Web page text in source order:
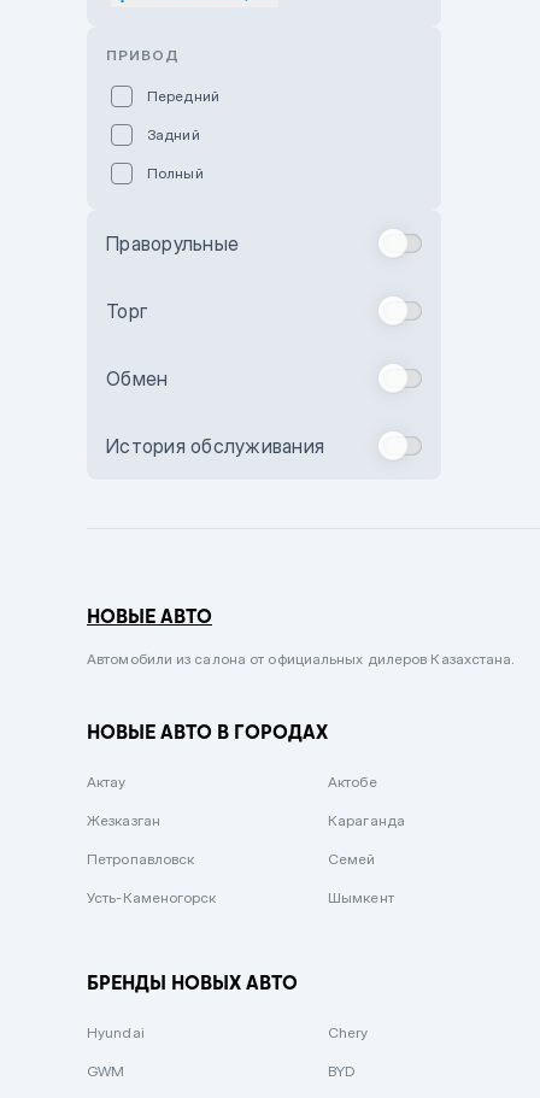
Бежевый
Комбинированный
Сиреневый металлик
Вишневый
Зеленый металлик
ПРИВОД
Передний
Задний
Полный
Праворульные
Торг
Обмен
История обслуживания
НОВЫЕ АВТО
Автомобили из салона от официальных дилеров Казахстана.
НОВЫЕ АВТО В ГОРОДАХ
Актау Актобе
Жезказган Караганда
Петропавловск Семей
Усть-Каменогорск Шымкент
БРЕНДЫ НОВЫХ АВТО
Hyundai Chery
GWM BYD